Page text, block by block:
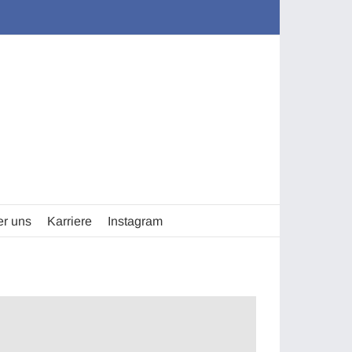
uns Karriere Instagram